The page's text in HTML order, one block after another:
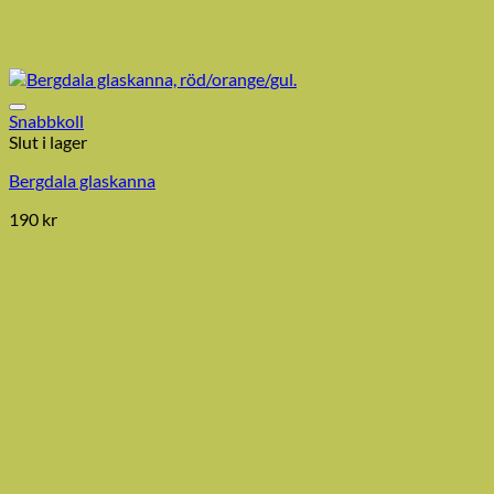
Snabbkoll
Slut i lager
Bergdala glaskanna
190 kr